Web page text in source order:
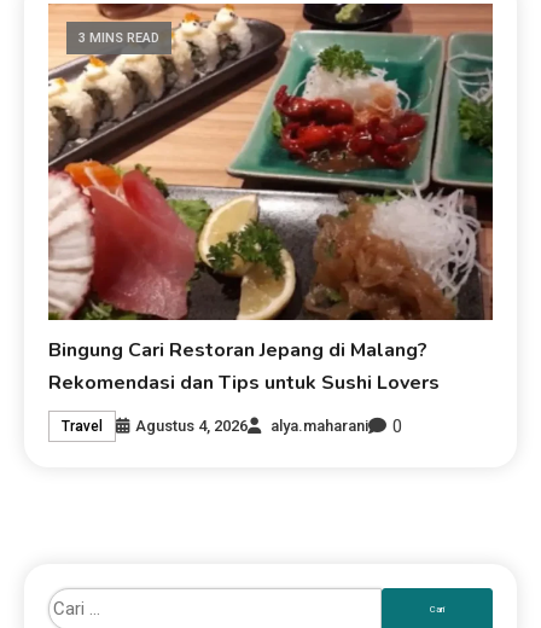
3 MINS READ
Bingung Cari Restoran Jepang di Malang?
Rekomendasi dan Tips untuk Sushi Lovers
Travel Agustus 4, 2026 alya.maharani 0